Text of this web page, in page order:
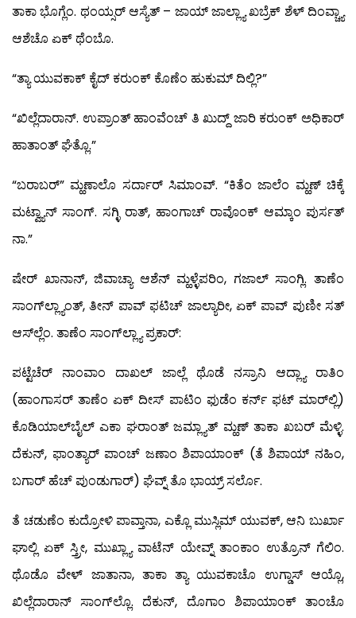
ತಾಕಾ ಭೊಗ್ಲೆಂ. ಥಂಯ್ಸರ್ ಆಸ್ಯೆತ್ – ಜಾಯ್ ಜಾಲ್ಲ್ಯಾ ಖಬ್ರೆಕ್ ಶೆಳ್ ದಿಂವ್ಚ್ಯಾ
ಆಶೆಚೊ ಏಕ್ ಥೆಂಬೊ.
“ತ್ಯಾ ಯುವಕಾಕ್ ಕೈದ್ ಕರುಂಕ್ ಕೊಣೆಂ ಹುಕುಮ್ ದಿಲ್ಲಿ?”
“ಖಿಲ್ಲೆದಾರಾನ್. ಉಪ್ರಾಂತ್ ಹಾಂವೆಂಚ್ ತಿ ಖುದ್ದ್ ಜಾರಿ ಕರುಂಕ್ ಅಧಿಕಾರ್
ಹಾತಾಂತ್ ಘೆತ್ಲೊ.”
“ಬರಾಬರ್” ಮ್ಹಣಾಲೊ ಸರ್ದಾರ್ ಸಿಮಾಂವ್. “ಕಿತೆಂ ಜಾಲೆಂ ಮ್ಹಣ್ ಚಿಕ್ಕೆ
ಮಟ್ವ್ಯಾನ್ ಸಾಂಗ್. ಸಗ್ಳಿ ರಾತ್, ಹಾಂಗಾಚ್ ರಾವೊಂಕ್ ಆಮ್ಕಾಂ ಪುರ್ಸತ್
ನಾ.”
ಷೇರ್ ಖಾನಾನ್, ಜಿವಾಚ್ಯಾ ಆಶೆನ್ ಮ್ಹಳ್ಳೆಪರಿಂ, ಗಜಾಲ್ ಸಾಂಗ್ಲಿ. ತಾಣೆಂ
ಸಾಂಗ್‍ಲ್ಲ್ಯಾಂತ್, ತೀನ್ ಪಾವ್ ಫಟಿಚ್ ಜಾಲ್ಯಾರೀ, ಏಕ್ ಪಾವ್ ಪುಣೀ ಸತ್
ಆಸ್‍ಲ್ಲೆಂ. ತಾಣೆಂ ಸಾಂಗ್‍ಲ್ಲ್ಯಾ ಪ್ರಕಾರ್:
ಪಟ್ಟೆಚೆರ್ ನಾಂವಾಂ ದಾಖಲ್ ಜಾಲ್ಲೆ ಥೊಡೆ ನಸ್ರಾನಿ ಆದ್ಲ್ಯಾ ರಾತಿಂ
(ಹಾಂಗಾಸರ್ ತಾಣೆಂ ಏಕ್ ದೀಸ್ ಪಾಟಿಂ ಫುಡೆಂ ಕರ್ನ್ ಫಟ್ ಮಾರ್‌ಲ್ಲಿ)
ಕೊಡಿಯಾಲ್‍ಬೈಲ್ ಎಕಾ ಘರಾಂತ್ ಜಮ್ಲ್ಯಾತ್ ಮ್ಹಣ್ ತಾಕಾ ಖಬರ್ ಮೆಳ್ಳಿ.
ದೆಕುನ್, ಫಾಂತ್ಯಾರ್ ಪಾಂಚ್ ಜಣಾಂ ಶಿಪಾಯಾಂಕ್ (ತೆ ಶಿಪಾಯ್ ನಹಿಂ,
ಬಗಾರ್ ಹೆಚ್ ಪುಂಡುಗಾರ್) ಘೆವ್ನ್ ತೊ ಭಾಯ್ರ್ ಸರ್ಲೊ.
ತೆ ಚಡುಣೆಂ ಕುದ್ರೋಳಿ ಪಾವ್ತಾನಾ, ಎಕ್ಲೊ ಮುಸ್ಲಿಮ್ ಯುವಕ್, ಆನಿ ಬುರ್ಖಾ
ಘಾಲ್ಲಿ ಏಕ್ ಸ್ತ್ರೀ, ಮುಖ್ಲ್ಯಾ ವಾಟೆನ್ ಯೇವ್ನ್ ತಾಂಕಾಂ ಉತ್ರೊನ್ ಗೆಲಿಂ.
ಥೊಡೊ ವೇಳ್ ಜಾತಾನಾ, ತಾಕಾ ತ್ಯಾ ಯುವಕಾಚೊ ಉಗ್ಡಾಸ್ ಆಯ್ಲೊ,
ಖಿಲ್ಲೆದಾರಾನ್ ಸಾಂಗ್‍ಲ್ಲೊ. ದೆಕುನ್, ದೊಗಾಂ ಶಿಪಾಯಾಂಕ್ ತಾಂಚೊ